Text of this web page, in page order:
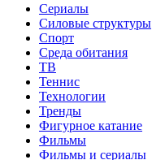
Сериалы
Силовые структуры
Спорт
Среда обитания
ТВ
Теннис
Технологии
Тренды
Фигурное катание
Фильмы
Фильмы и сериалы